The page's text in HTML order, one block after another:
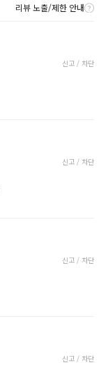
리뷰 노출/제한 안내
신고 / 차단
신고 / 차단
신고 / 차단
신고 / 차단